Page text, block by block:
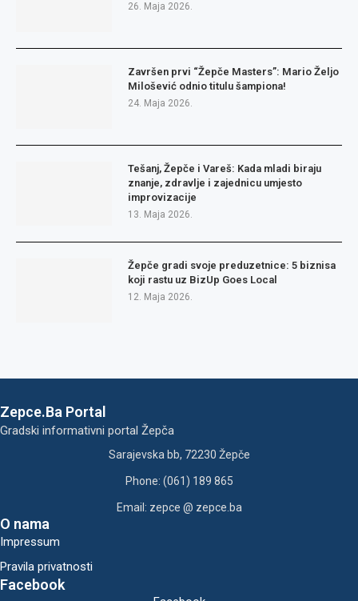
26. Maja 2026.
Završen prvi “Žepče Masters”: Mario Željo
Milošević odnio titulu šampiona!
24. Maja 2026.
Tešanj, Žepče i Vareš: Kada mladi biraju
znanje, zdravlje i zajednicu umjesto
improvizacije
13. Maja 2026.
Žepče gradi svoje preduzetnice: 5 biznisa
koji rastu uz BizUp Goes Local
12. Maja 2026.
Zepce.Ba Portal
Gradski informativni portal Žepča
Sarajevska bb, 72230 Žepče
Phone: (061) 189 865
Email: zepce @ zepce.ba
O nama
Impressum
Pravila privatnosti
Facebook